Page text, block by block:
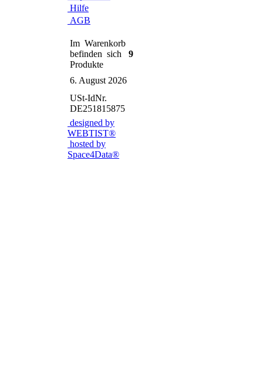
Hilfe
AGB
Im Warenkorb
befinden sich
9
Produkte
6. August 2026
USt-IdNr.
DE251815875
designed by
WEBTIST®
hosted by
Space4Data®